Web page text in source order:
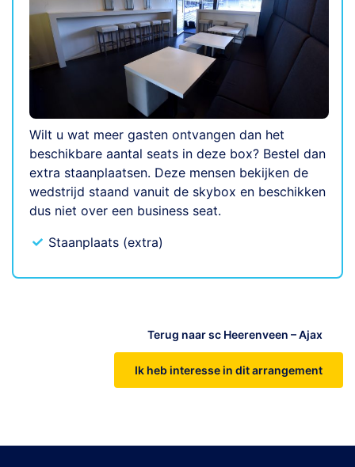
Wilt u wat meer gasten ontvangen dan het
beschikbare aantal seats in deze box? Bestel dan
extra staanplaatsen. Deze mensen bekijken de
wedstrijd staand vanuit de skybox en beschikken
dus niet over een business seat.
Staanplaats (extra)
Terug naar sc Heerenveen – Ajax
Ik heb interesse in dit arrangement